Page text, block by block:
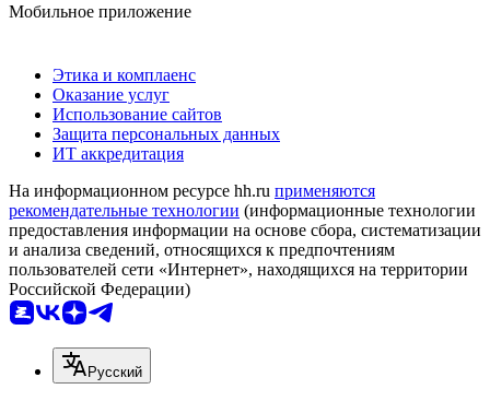
Мобильное приложение
Этика и комплаенс
Оказание услуг
Использование сайтов
Защита персональных данных
ИТ аккредитация
На информационном ресурсе hh.ru применяются
рекомендательные технологии (информационные технологии
предоставления информации на основе сбора, систематизации
и анализа сведений, относящихся к предпочтениям
пользователей сети «Интернет», находящихся на территории
Российской Федерации)
Русский